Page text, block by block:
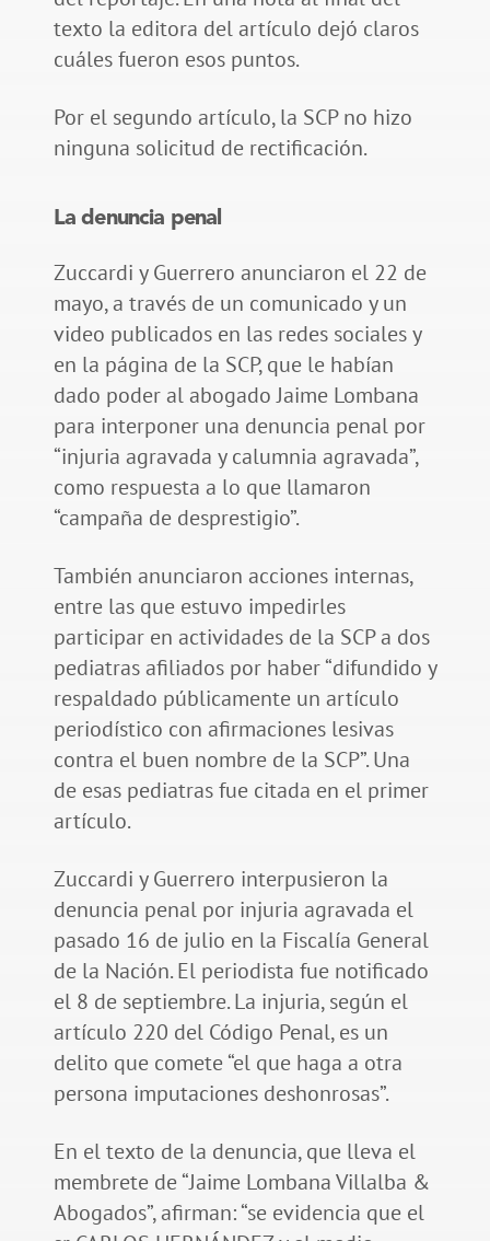
texto la editora del artículo dejó claros
cuáles fueron esos puntos.
Por el segundo artículo, la SCP no hizo
ninguna solicitud de rectificación.
La denuncia penal
Zuccardi y Guerrero anunciaron el 22 de
mayo, a través de un comunicado y un
video publicados en las redes sociales y
en la página de la SCP, que le habían
dado poder al abogado Jaime Lombana
para interponer una denuncia penal por
“injuria agravada y calumnia agravada”,
como respuesta a lo que llamaron
“campaña de desprestigio”.
También anunciaron acciones internas,
entre las que estuvo impedirles
participar en actividades de la SCP a dos
pediatras afiliados por haber “difundido y
respaldado públicamente un artículo
periodístico con afirmaciones lesivas
contra el buen nombre de la SCP”. Una
de esas pediatras fue citada en el primer
artículo.
Zuccardi y Guerrero interpusieron la
denuncia penal por injuria agravada el
pasado 16 de julio en la Fiscalía General
de la Nación. El periodista fue notificado
el 8 de septiembre. La injuria, según el
artículo 220 del Código Penal, es un
delito que comete “el que haga a otra
persona imputaciones deshonrosas”.
En el texto de la denuncia, que lleva el
membrete de “Jaime Lombana Villalba &
Abogados”, afirman: “se evidencia que el